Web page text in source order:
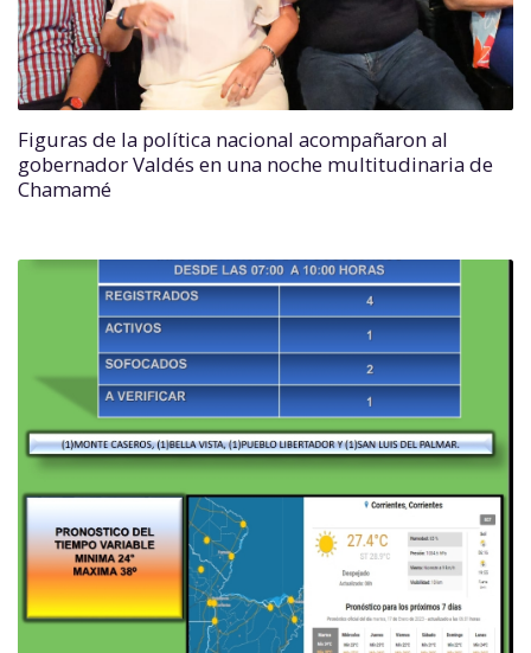
Figuras de la política nacional acompañaron al
gobernador Valdés en una noche multitudinaria de
Chamamé